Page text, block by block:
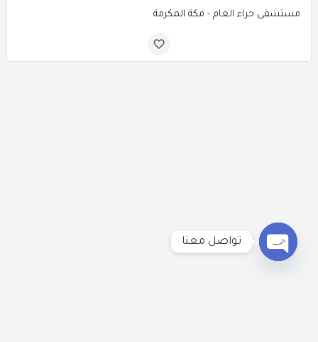
مستشفى حراء العام - مكة المكرمة
تواصل معنا